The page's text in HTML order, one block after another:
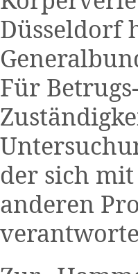
Düsseldorf
Für
der sich
anderen